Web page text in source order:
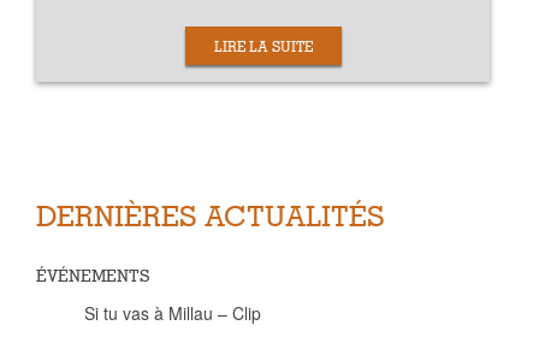
LIRE LA SUITE
DERNIÈRES ACTUALITÉS
ÉVÉNEMENTS
Si tu vas à Millau – Clip